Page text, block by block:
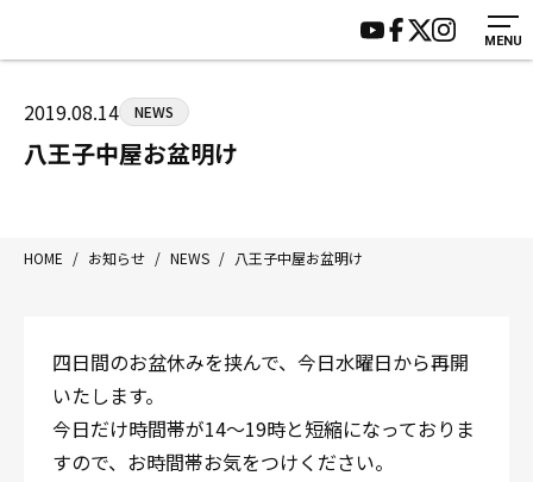
MENU
八王子中屋ボクシングジム
〒192-0072 東京都八王子市南町3-8 第2原嶋ビル1F
Tel/Fax：042-622-7222
営業時間：月〜土 14:00〜22:00 / 日・祝 14:00〜19:00
HOME
ジムについて
トレーニング
入会案内
施設紹介
サポーター募集
2019.08.14 NEWS
八王子中屋お盆明け
HOME / お知らせ / NEWS / 八王子中屋お盆明け
四日間のお盆休みを挟んで、今日水曜日から再開
いたします。
今日だけ時間帯が14～19時と短縮になっておりま
すので、お時間帯お気をつけください。